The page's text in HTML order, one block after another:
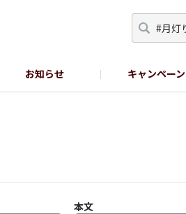
お知らせ キャンペーン
本文